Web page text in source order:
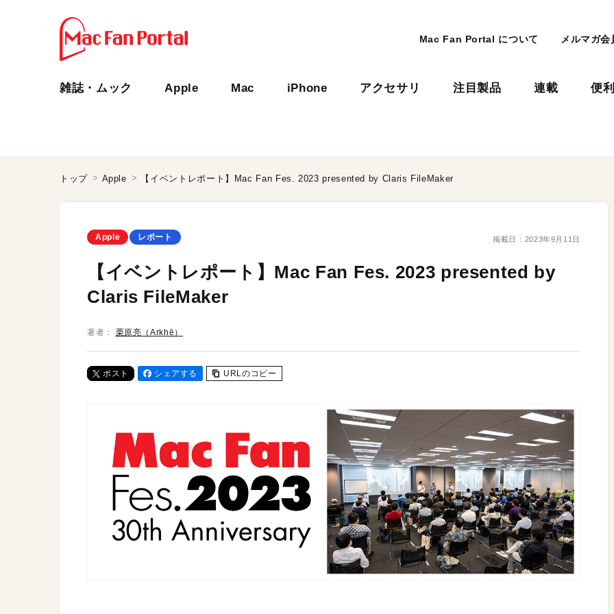
Mac Fan Portal について メルマガ会
雑誌・ムック Apple Mac iPhone アクセサリ 注目製品 連載 便
トップ Apple 【イベントレポート】Mac Fan Fes. 2023 presented by Claris FileMaker
Apple レポート 掲載日： 2023年9月11日
【イベントレポート】Mac Fan Fes. 2023 presented by
Claris FileMaker
著者： 栗原亮（Arkhē）
ポスト シェアする URLのコピー